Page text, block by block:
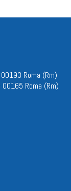
Roma (Rm)
Roma (Rm)